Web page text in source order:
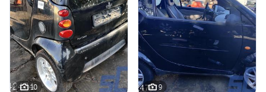
10 9